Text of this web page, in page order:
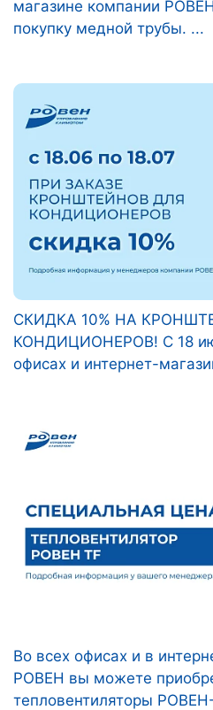
магазине компании
покупку медной трубы. ...
СКИДКА 10% НА
КОНДИЦИОНЕРОВ! С 18
офисах и интернет-
Во всех офисах и в
РОВЕН вы можете
тепловентиляторы